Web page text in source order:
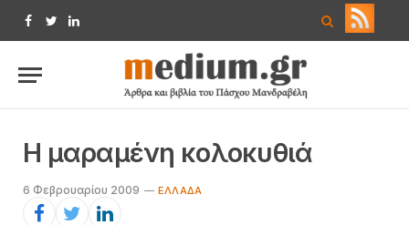
Facebook
TwitterLinkedIn
Η μαραμένη κολοκυθιά
6 Φεβρουαρίου 2009 ΕΛΛΆΔΑ